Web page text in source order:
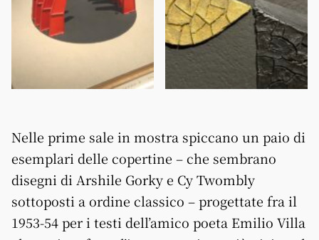
Nelle prime sale in mostra spiccano un paio di
esemplari delle copertine – che sembrano
disegni di Arshile Gorky e Cy Twombly
sottoposti a ordine classico – progettate fra il
1953-54 per i testi dell’amico poeta Emilio Villa